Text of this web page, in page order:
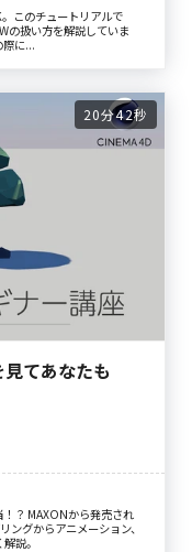
このチュートリアルで
の扱い方を解説していま
際に...
20分42秒
てあなたも
？ MAXONから発売され
グからアニメーション、
説。